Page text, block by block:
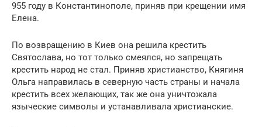
955 году в Константинополе, приняв при крещении имя
Елена.
По возвращению в Киев она решила крестить
Святослава, но тот только смеялся, но запрещать
крестить народ не стал. Приняв христианство, Княгиня
Ольга направилась в северную часть страны и начала
крестить всех желающих, так же она уничтожала
языческие символы и устанавливала христианские.